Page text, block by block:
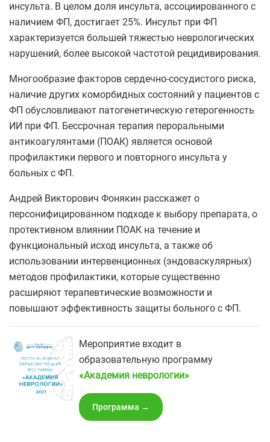
инсульта. В целом доля инсульта, ассоциированного с
наличием ФП, достигает 25%. Инсульт при ФП
характеризуется большей тяжестью неврологических
нарушений, более высокой частотой рецидивирования.
Многообразие факторов сердечно-сосудистого риска,
наличие других коморбидных состояний у пациентов с
ФП обусловливают патогенетическую гетерогенность
ИИ при ФП. Бессрочная терапия пероральными
антикоагулянтами (ПОАК) является основой
профилактики первого и повторного инсульта у
больных с ФП.
Андрей Викторович Фонякин расскажет о
персонифицированном подходе к выбору препарата, о
протективном влиянии ПОАК на течение и
функциональный исход инсульта, а также об
использовании интервенционных (эндоваскулярных)
методов профилактики, которые существенно
расширяют терапевтические возможности и
повышают эффективность защиты больного с ФП.
Мероприятие входит в
образовательную программу
«‎Академия неврологии»
Программа →